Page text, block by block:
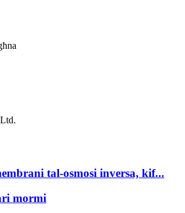
tal-osmosi inversa, kif...
mormi